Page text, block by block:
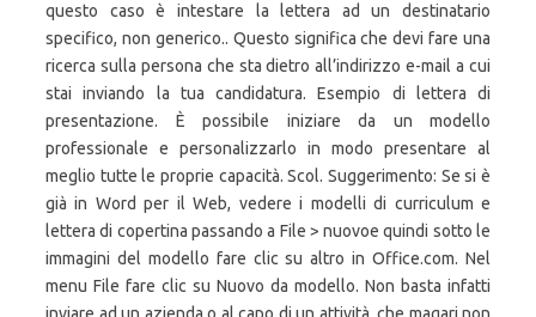
questo caso è intestare la lettera ad un destinatario
specifico, non generico.. Questo significa che devi fare una
ricerca sulla persona che sta dietro all’indirizzo e-mail a cui
stai inviando la tua candidatura. Esempio di lettera di
presentazione. È possibile iniziare da un modello
professionale e personalizzarlo in modo presentare al
meglio tutte le proprie capacità. Scol. Suggerimento: Se si è
già in Word per il Web, vedere i modelli di curriculum e
lettera di copertina passando a File > nuovoe quindi sotto le
immagini del modello fare clic su altro in Office.com. Nel
menu File fare clic su Nuovo da modello. Non basta infatti